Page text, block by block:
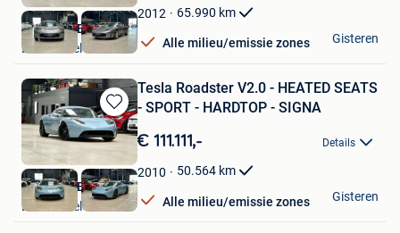
Favorieten2012 65.990 km
Alle milieu/emissie zones
Nikola CVBA
Londerzeel
Gisteren
Bewaren
in
Mijn
Favorieten
Tesla Roadster V2.0 - HEATED SEATS
- SPORT - HARDTOP - SIGNA
€ 111.111,- Details
2010 50.564 km
Alle milieu/emissie zones
Nikola CVBA
Londerzeel
Gisteren